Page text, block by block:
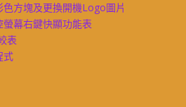
方塊及更換開機Logo圖片
幕右鍵快顯功能表
表
式